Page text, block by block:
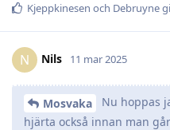
Kjeppkinesen och Debruyne
N Nils 11 mar 2025
Mosvaka
Nu hoppas
hjärta också innan man